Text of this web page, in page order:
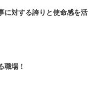
に対する誇りと使命感を活
職場！